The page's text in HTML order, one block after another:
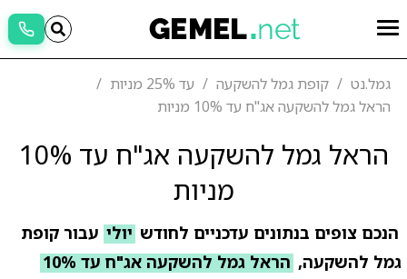
גמל.נט קופת גמל להשקעה
עד 25% מניות
הראל גמל להשקעה אג"ח עד 10% מניות
הראל גמל להשקעה אג"ח עד 10%
מניות
הנכם צופים בנתונים עדכניים לחודש יולי עבור קופת
גמל להשקעה,
הראל גמל להשקעה אג"ח עד 10%